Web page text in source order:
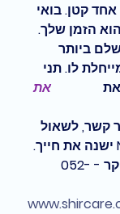
קטן. בואי
הזמן שלך.
ביותר
לו. תני
את
קשר, לשאול
📞 התקשרי אלי - שיר קר - 052-